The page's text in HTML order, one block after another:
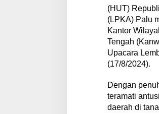
g
P
e
i
n
g
a
t
a
n
(HUT)
(LPKA) Palu
Kantor
Tengah
Upacara
(17/8/2024).
Dengan
teramati
daerah di